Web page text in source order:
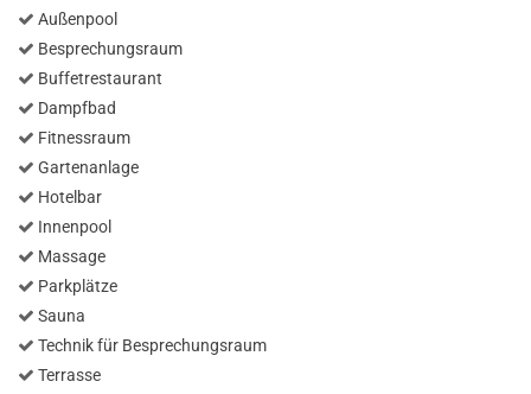
Außenpool
Besprechungsraum
Buffetrestaurant
Dampfbad
Fitnessraum
Gartenanlage
Hotelbar
Innenpool
Massage
Parkplätze
Sauna
Technik für Besprechungsraum
Terrasse